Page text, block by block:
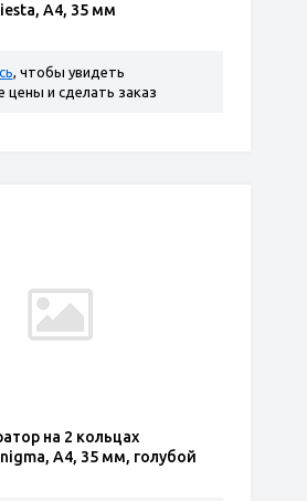
А4, 35 мм
, чтобы увидеть
цены и сделать заказ
на 2 кольцах
А4, 35 мм, голубой